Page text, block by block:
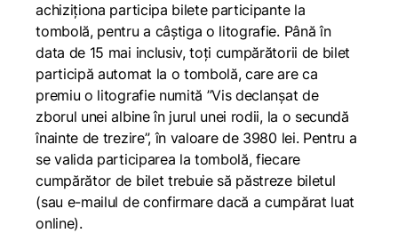
achiziționa participa bilete participante la
tombolă, pentru a câștiga o litografie. Până în
data de 15 mai inclusiv, toți cumpărătorii de bilet
participă automat la o tombolă, care are ca
premiu o litografie numită ”Vis declanșat de
zborul unei albine în jurul unei rodii, la o secundă
înainte de trezire”, în valoare de 3980 lei. Pentru a
se valida participarea la tombolă, fiecare
cumpărător de bilet trebuie să păstreze biletul
(sau e-mailul de confirmare dacă a cumpărat luat
online).